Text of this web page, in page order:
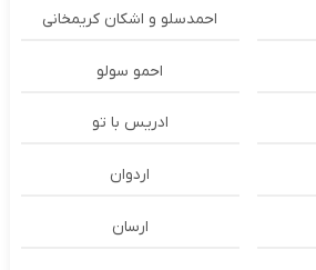
احمدسلو و اشکان کریمخانی
احمو سولو
ادریس با تو
اردوان
ارسان